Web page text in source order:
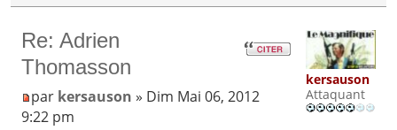
Re: Adrien
Thomasson
par kersauson » Dim Mai 06, 2012
9:22 pm
kersauson
Attaquant